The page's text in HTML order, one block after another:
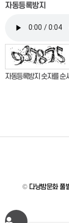
자동등록방지
자동등록방지 숫자를 순
© 다낭밤문화 풀